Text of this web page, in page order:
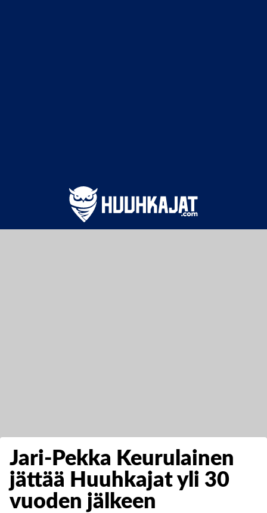
Jari-Pekka Keurulainen
jättää Huuhkajat yli 30
vuoden jälkeen